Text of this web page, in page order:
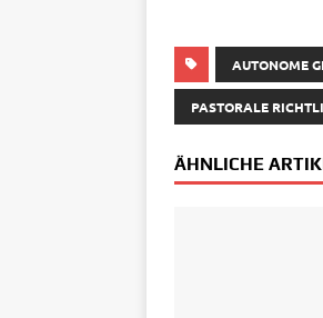
AUTONOME
PASTORALE
ÄHNLICHE